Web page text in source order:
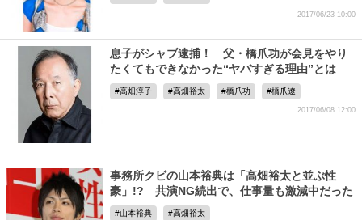
2017/06/23 10:00
息子がシャブ逮捕！ 父・橋爪功が会見をやり
たくてもできなかった“ヤバすぎる理由”とは
高畑淳子 高畑裕太 橋爪功 橋爪遼
2017/06/08 12:00
事務所クビの山本裕典は「高畑裕太と並ぶ性
豪」!? 共演NG続出で、仕事量も激減中だった
山本裕典 高畑裕太